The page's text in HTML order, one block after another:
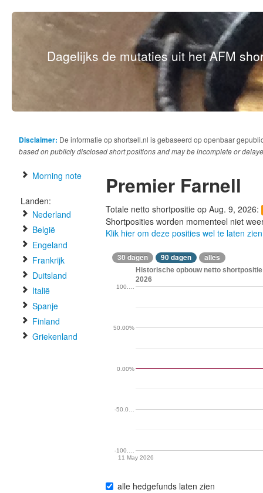
Dagelijks de mutaties uit het AFM
Disclaimer: De informatie op shortsell.nl is gebaseerd op openbaar
based on publicly disclosed short positions and may be incomplete or
Morning note
Landen:
Nederland
België
Engeland
Frankrijk
Duitsland
Italië
Spanje
Finland
Griekenland
Premier Farnell
Totale netto shortpositie op Aug. 9, 2026:
Shortposities worden momenteel niet
Klik hier om deze posities wel te laten zien
30 dagen 90 dagen alles
Historische opbouw netto
2026
11 May 2026
-100.…
-50.0…
0.00%
50.00%
100.…
alle hedgefunds laten zien